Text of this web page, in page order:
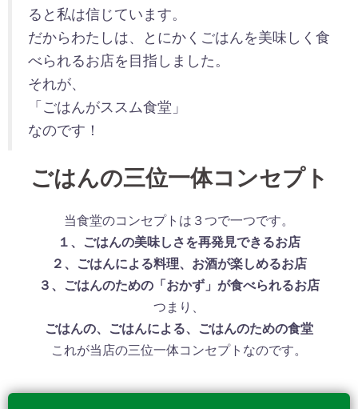
ると私は信じています。
だからわたしは、とにかくごはんを美味しく食
べられるお店を目指しました。
それが、
「ごはんがススム食堂」
なのです！
ごはんの三位一体コンセプト
当食堂のコンセプトは３つで一つです。
１、ごはんの美味しさを再発見できるお店
２、ごはんによる料理、お酒が楽しめるお店
３、ごはんのための「おかず」が食べられるお店
つまり、
ごはんの、ごはんによる、ごはんのための食堂
これが当店の三位一体コンセプトなのです。